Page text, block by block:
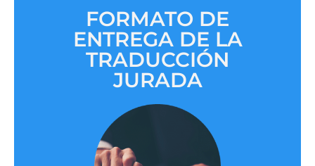
FORMATO DE
ENTREGA DE LA
TRADUCCIÓN
JURADA